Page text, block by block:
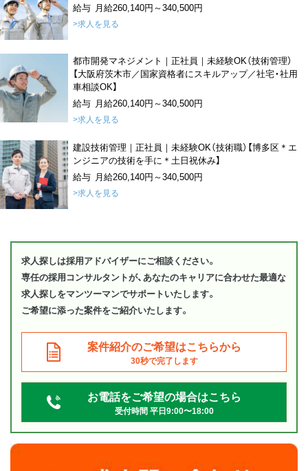
給与 月給260,140円～340,500円
>求人を見る
都市開発マネジメント｜正社員｜未経験OK（技術管理）
【大阪府茨木市／国家資格者にスキルアップ／社宅・社用
車相談OK】
給与 月給260,140円～340,500円
>求人を見る
建設技術管理｜正社員｜未経験OK（技術職）【博多区＊エ
ンジニアの技術を手に＊土日祝休み】
給与 月給260,140円～340,500円
>求人を見る
求人探しは採用アドバイザーにご相談ください。
専任の採用コンサルタントが、あなたのキャリアに合わせた最適な
求人探しをマンツーマンでサポートいたします。
ご希望に添った案件をご紹介いたします。
案件紹介のご希望はこちらから
30秒で完了します
お電話をご希望の場合はこちら
受付時間 平日9:00〜18:00